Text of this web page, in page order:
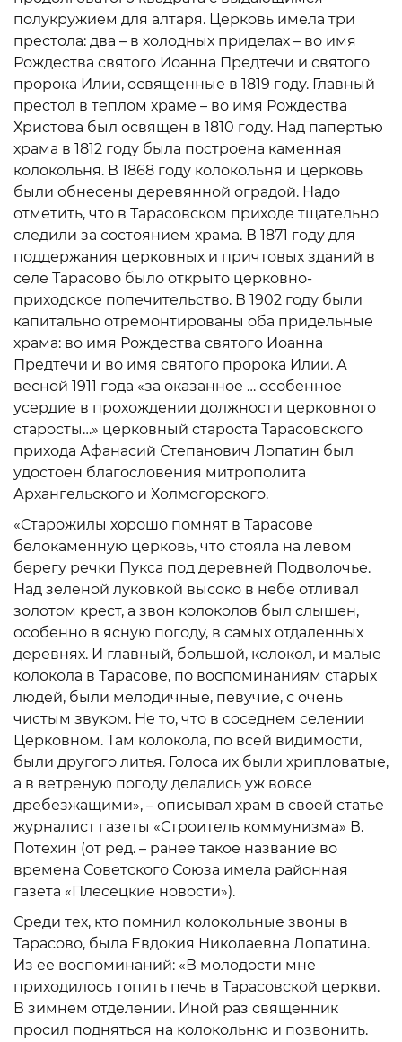
полукружием для алтаря. Церковь имела три
престола: два – в холодных приделах – во имя
Рождества святого Иоанна Предтечи и святого
пророка Илии, освященные в 1819 году. Главный
престол в теплом храме – во имя Рождества
Христова был освящен в 1810 году. Над папертью
храма в 1812 году была построена каменная
колокольня. В 1868 году колокольня и церковь
были обнесены деревянной оградой. Надо
отметить, что в Тарасовском приходе тщательно
следили за состоянием храма. В 1871 году для
поддержания церковных и причтовых зданий в
селе Тарасово было открыто церковно-
приходское попечительство. В 1902 году были
капитально отремонтированы оба придельные
храма: во имя Рождества святого Иоанна
Предтечи и во имя святого пророка Илии. А
весной 1911 года «за оказанное … особенное
усердие в прохождении должности церковного
старосты…» церковный староста Тарасовского
прихода Афанасий Степанович Лопатин был
удостоен благословения митрополита
Архангельского и Холмогорского.
«Старожилы хорошо помнят в Тарасове
белокаменную церковь, что стояла на левом
берегу речки Пукса под деревней Подволочье.
Над зеленой луковкой высоко в небе отливал
золотом крест, а звон колоколов был слышен,
особенно в ясную погоду, в самых отдаленных
деревнях. И главный, большой, колокол, и малые
колокола в Тарасове, по воспоминаниям старых
людей, были мелодичные, певучие, с очень
чистым звуком. Не то, что в соседнем селении
Церковном. Там колокола, по всей видимости,
были другого литья. Голоса их были хрипловатые,
а в ветреную погоду делались уж вовсе
дребезжащими», – описывал храм в своей статье
журналист газеты «Строитель коммунизма» В.
Потехин (от ред. – ранее такое название во
времена Советского Союза имела районная
газета «Плесецкие новости»).
Среди тех, кто помнил колокольные звоны в
Тарасово, была Евдокия Николаевна Лопатина.
Из ее воспоминаний: «В молодости мне
приходилось топить печь в Тарасовской церкви.
В зимнем отделении. Иной раз священник
просил подняться на колокольню и позвонить.